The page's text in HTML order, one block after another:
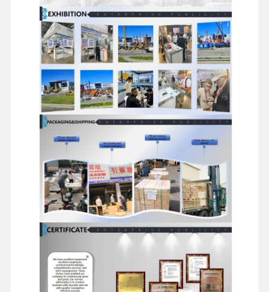
Isuzu-Motor
Cummins Motor
Dieselmotor
MITSUBISHI-Maschine
Baggermotor
Maschinenwiederaufbauenausrüstung
Injektionspumpe
Turbolader-Versammlung
Andere Motorteile
Elektronisches Kontrollsystem
Elektrische Komponenten von Motoren